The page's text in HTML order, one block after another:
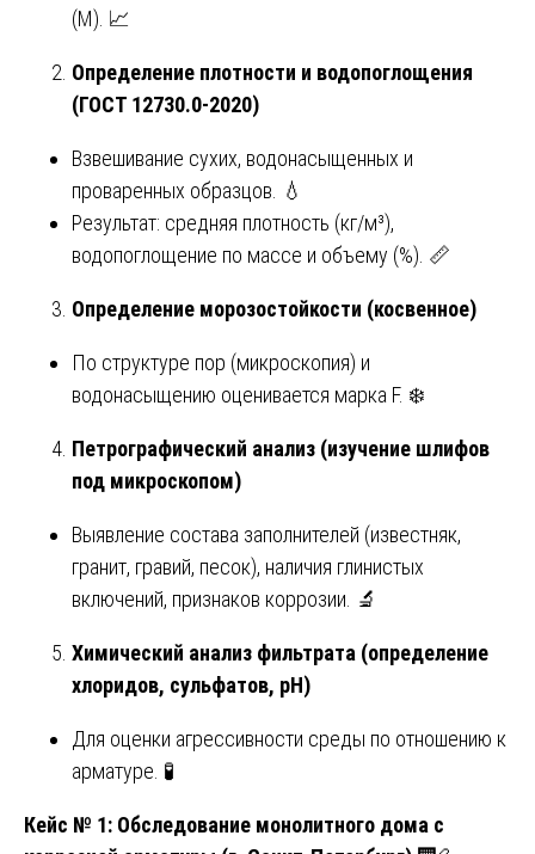
(М). 📈
Определение плотности и водопоглощения
(ГОСТ 12730.0-2020)
Взвешивание сухих, водонасыщенных и
проваренных образцов. 💧
Результат: средняя плотность (кг/м³),
водопоглощение по массе и объему (%). 📏
Определение морозостойкости (косвенное)
По структуре пор (микроскопия) и
водонасыщению оценивается марка F. ❄️
Петрографический анализ (изучение шлифов
под микроскопом)
Выявление состава заполнителей (известняк,
гранит, гравий, песок), наличия глинистых
включений, признаков коррозии. 🔬
Химический анализ фильтрата (определение
хлоридов, сульфатов, pH)
Для оценки агрессивности среды по отношению к
арматуре. 🧪
Кейс № 1: Обследование монолитного дома с